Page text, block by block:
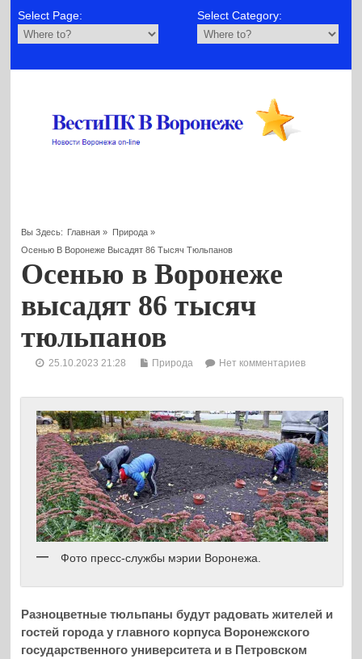
Select Page: Select Category:
Вы Здесь: Главная » Природа»
Осенью В Воронеже Высадят 86 Тысяч Тюльпанов
Осенью в Воронеже
высадят 86 тысяч
тюльпанов
25.10.2023 21:28 Природа Нет комментариев
Фото пресс-службы мэрии Воронежа.
Разноцветные тюльпаны будут радовать жителей и
гостей города у главного корпуса Воронежского
государственного университета и в Петровском